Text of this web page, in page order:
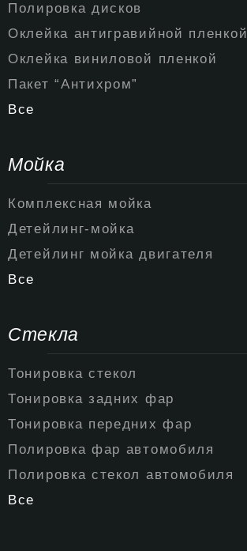
Полировка дисков
Оклейка антигравийной пленкой
Оклейка виниловой пленкой
Пакет “Антихром”
Все
Мойка
Комплексная мойка
Детейлинг-мойка
Детейлинг мойка двигателя
Все
Стекла
Тонировка стекол
Тонировка задних фар
Тонировка передних фар
Полировка фар автомобиля
Полировка стекол автомобиля
Все